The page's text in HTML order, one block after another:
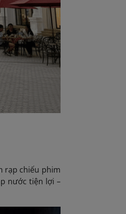
rạp chiếu phim
nước tiện lợi –